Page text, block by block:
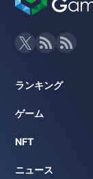
ランキング
ゲーム
NFT
ニュース